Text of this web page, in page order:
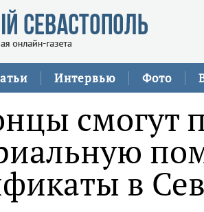
Интервью Фото
смогут
в